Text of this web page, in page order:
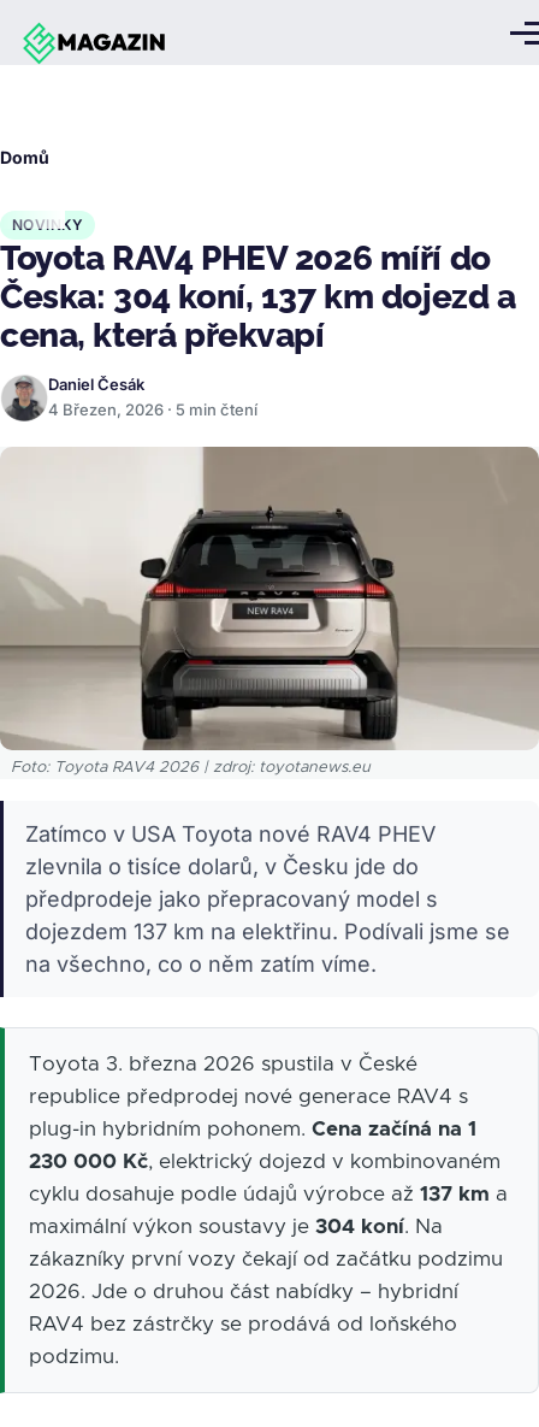
Přejít k hlavnímu obsahu
Domů
NOVINKY
Toyota RAV4 PHEV 2026 míří do
Česka: 304 koní, 137 km dojezd a
cena, která překvapí
Daniel Česák
4 Březen, 2026 · 5 min čtení
Foto: Toyota RAV4 2026 | zdroj: toyotanews.eu
Zatímco v USA Toyota nové RAV4 PHEV
zlevnila o tisíce dolarů, v Česku jde do
předprodeje jako přepracovaný model s
dojezdem 137 km na elektřinu. Podívali jsme se
na všechno, co o něm zatím víme.
Toyota 3. března 2026 spustila v České
republice předprodej nové generace RAV4 s
plug-in hybridním pohonem. Cena začíná na 1
230 000 Kč, elektrický dojezd v kombinovaném
cyklu dosahuje podle údajů výrobce až 137 km a
maximální výkon soustavy je 304 koní. Na
zákazníky první vozy čekají od začátku podzimu
2026. Jde o druhou část nabídky – hybridní
RAV4 bez zástrčky se prodává od loňského
podzimu.